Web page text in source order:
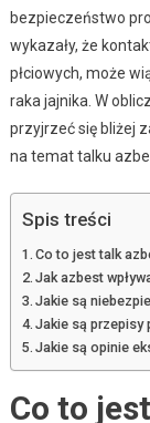
bezpieczeństwo
wykazały, że
płciowych, może
raka jajnika. W
przyjrzeć się bliżej
na temat talku
Spis treści
Co to jest talk
Jak azbest
Jakie są
Jakie są przepisy
Jakie są opinie
Co to